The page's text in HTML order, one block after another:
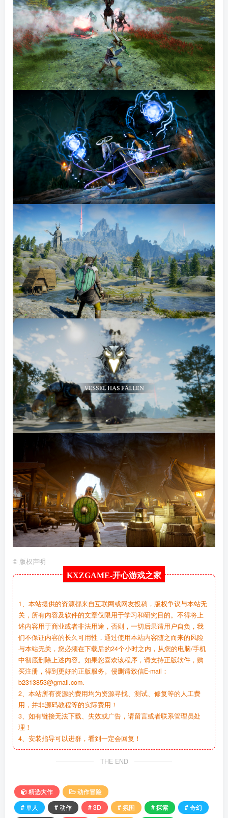
© 版权声明
KXZGAME-开心游戏之家
1、本站提供的资源都来自互联网或网友投稿，版权争议与本站无
关，所有内容及软件的文章仅限用于学习和研究目的。不得将上
述内容用于商业或者非法用途，否则，一切后果请用户自负，我
们不保证内容的长久可用性，通过使用本站内容随之而来的风险
与本站无关，您必须在下载后的24个小时之内，从您的电脑/手机
中彻底删除上述内容。如果您喜欢该程序，请支持正版软件，购
买注册，得到更好的正版服务。侵删请致信E-mail：
b2313853@gmail.com.
2、本站所有资源的费用均为资源寻找、测试、修复等的人工费
用，并非源码教程等的实际费用！
3、如有链接无法下载、失效或广告，请留言或者联系管理员处
理！
4、安装指导可以进群，看到一定会回复！
THE END
精选大作
动作冒险
# 单人
# 动作 # 3D # 氛围 # 探索
# 奇幻